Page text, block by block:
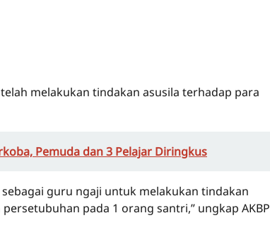
melakukan tindakan asusila terhadap para
Pemuda dan 3 Pelajar Diringkus
guru ngaji untuk melakukan tindakan
pada 1 orang santri,” ungkap AKBP